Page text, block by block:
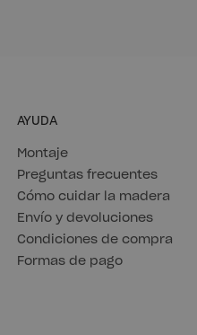
AYUDA
Montaje
Preguntas frecuentes
Cómo cuidar la madera
Envío y devoluciones
Condiciones de compra
Formas de pago